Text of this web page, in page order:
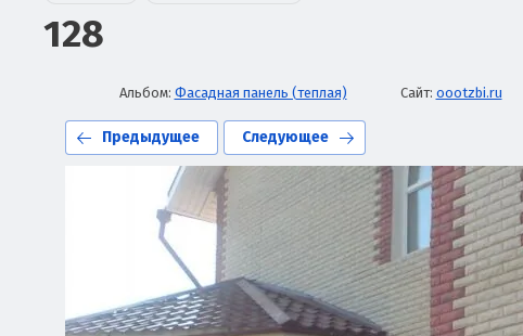
128
Альбом: Фасадная панель (теплая) Сайт: oootzbi.ru
Предыдущее Следующее